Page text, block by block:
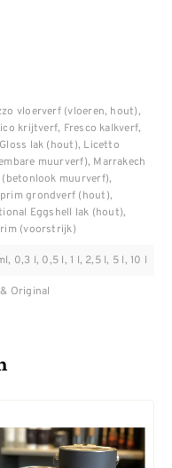
vloerverf (vloeren, hout),
krijtverf, Fresco kalkverf,
lak (hout), Licetto
muurverf), Marrakech
(betonlook muurverf),
grondverf (hout),
Eggshell lak (hout),
(voorstrijk)
0,3 l, 0,5 l, 1 l, 2,5 l, 5 l, 10 l
Original